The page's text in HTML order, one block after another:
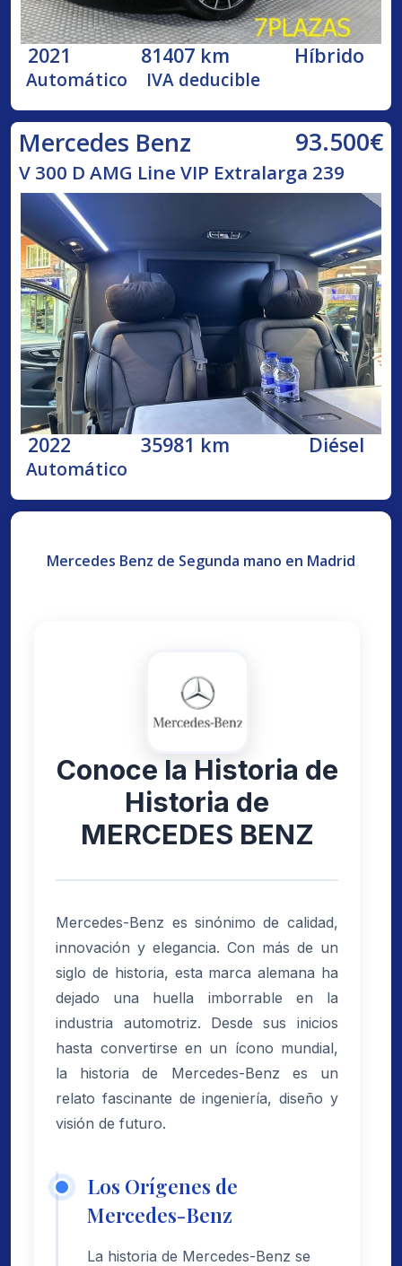
2021 81407 km Híbrido
Automático IVA deducible
Mercedes Benz 93.500€
V 300 D AMG Line VIP Extralarga 239
2022 35981 km Diésel
Automático
Mercedes Benz de Segunda mano en Madrid
Conoce la Historia de
Historia de
MERCEDES BENZ
Mercedes-Benz es sinónimo de calidad,
innovación y elegancia. Con más de un
siglo de historia, esta marca alemana ha
dejado una huella imborrable en la
industria automotriz. Desde sus inicios
hasta convertirse en un ícono mundial,
la historia de Mercedes-Benz es un
relato fascinante de ingeniería, diseño y
visión de futuro.
Los Orígenes de
Mercedes-Benz
La historia de Mercedes-Benz se